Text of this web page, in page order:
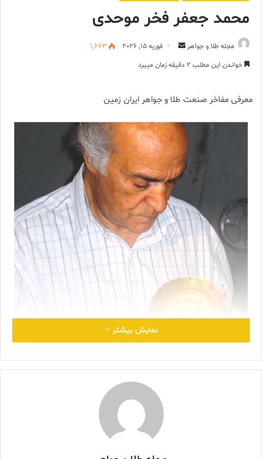
محمد جعفر فخر موحدی
مجله طلا و جواهر
ارسال فوریه 15, 2026
1,673
خواندن این مطلب 2 دقیقه زمان میبرد
معرفی مفاخر صنعت طلا و جواهر ایران زمین
هنر یکی از جذابترین عرصه های فعالیت در هر کشوری است که
مخاطبان بسیاری دارد، نواختن یک قطعه موسیقی، طراحی و ساخت یک
قطعه جواهر یا یک اثر نقاشی گاهی چنان خاطره انگیز می شود که نیازی
نمایش بیشتر